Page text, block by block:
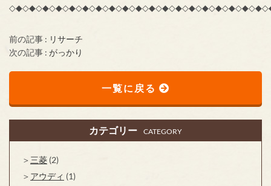
前の記事 : リサーチ
次の記事 : がっかり
一覧に戻る
カテゴリー CATEGORY
三菱 (2)
アウディ (1)